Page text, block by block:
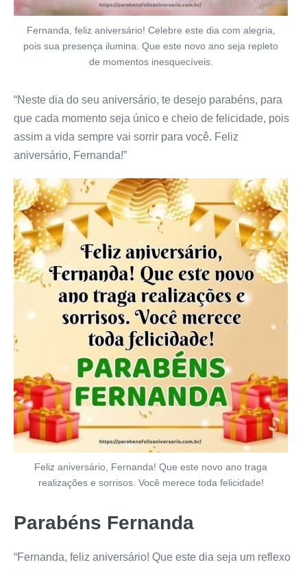
Fernanda, feliz aniversário! Celebre este dia com alegria,
pois sua presença ilumina. Que este novo ano seja repleto
de momentos inesquecíveis.
“Neste dia do seu aniversário, te desejo parabéns, para
que cada momento seja único e cheio de felicidade, pois
assim a vida sempre vai sorrir para você. Feliz
aniversário, Fernanda!”
Feliz aniversário, Fernanda! Que este novo ano traga
realizações e sorrisos. Você merece toda felicidade!
Parabéns Fernanda
“Fernanda, feliz aniversário! Que este dia seja um reflexo